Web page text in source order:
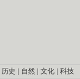
历史 自然 文化 科技